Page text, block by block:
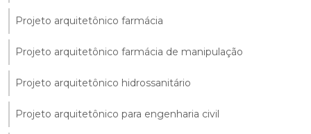
Projeto arquitetônico farmácia
Projeto arquitetônico farmácia de manipulação
Projeto arquitetônico hidrossanitário
Projeto arquitetônico para engenharia civil